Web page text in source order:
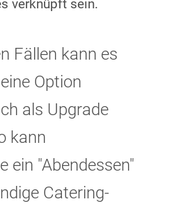
verknüpft sein.
Fällen kann es
Option
als Upgrade
kann
ein "Abendessen"
Catering-